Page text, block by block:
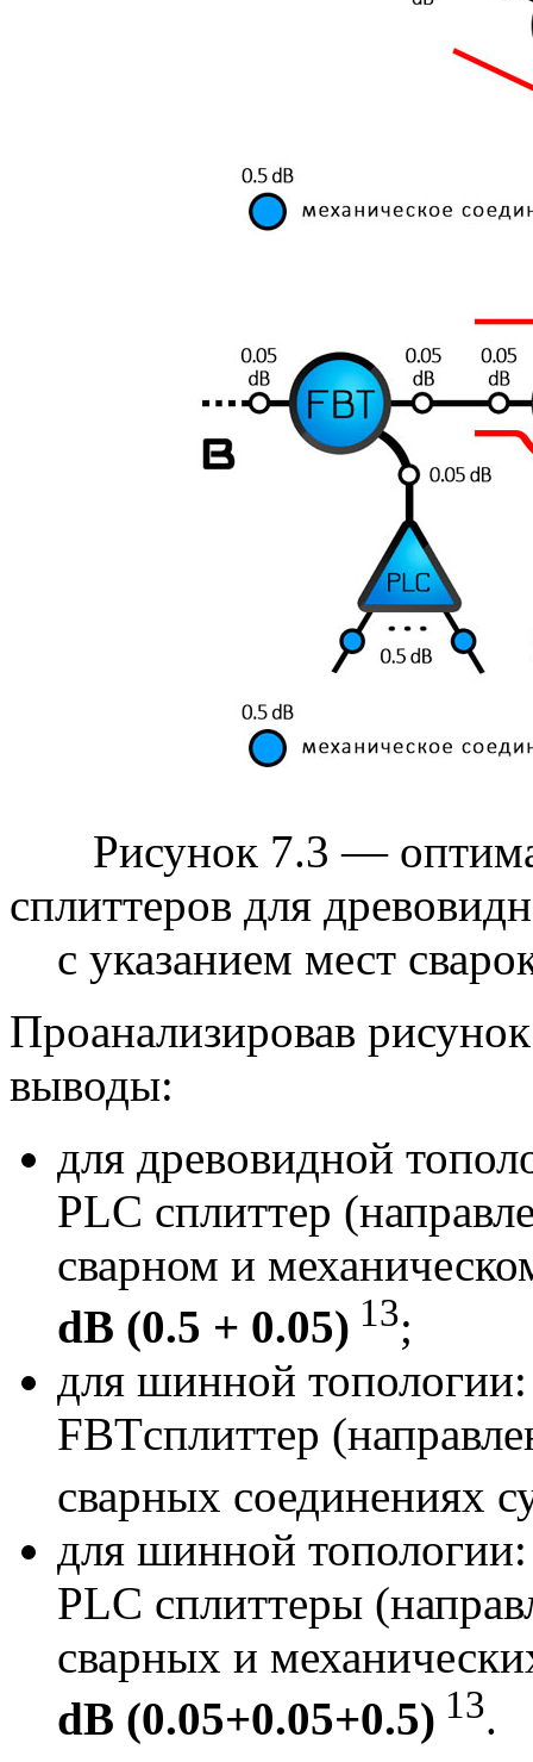
Рисунок 7.3 —
сплиттеров для
с указанием мест
Проанализировав
выводы:
для древовидной
PLC сплиттер
сварном и
dB (0.5 + 0.05) 13;
для шинной
FBTсплиттер
сварных соединениях
для шинной
PLC сплиттеры
сварных и
dB (0.05+0.05+0.5) 13.